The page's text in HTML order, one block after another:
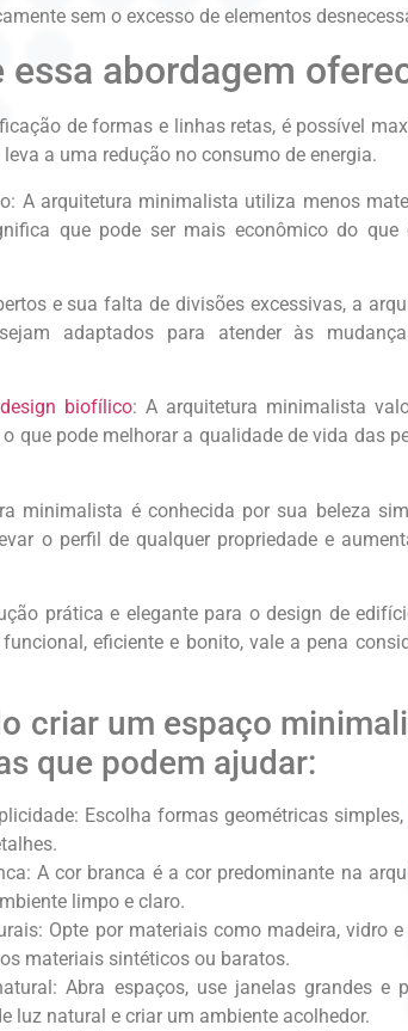
sem o excesso de elementos
abordagem
de formas e linhas retas, é possível
a uma redução no consumo de energia.
A arquitetura minimalista utiliza menos
que pode ser mais econômico do que
e sua falta de divisões excessivas, a
adaptados para atender às
design biofílico: A arquitetura minimalista
que pode melhorar a qualidade de vida das
minimalista é conhecida por sua beleza
o perfil de qualquer propriedade e
prática e elegante para o design de
eficiente e bonito, vale a pena
criar um espaço
que podem ajudar:
Escolha formas geométricas simples,
A cor branca é a cor predominante na
limpo e claro.
Opte por materiais como madeira, vidro e
materiais sintéticos ou baratos.
Abra espaços, use janelas grandes e
luz natural e criar um ambiente acolhedor.